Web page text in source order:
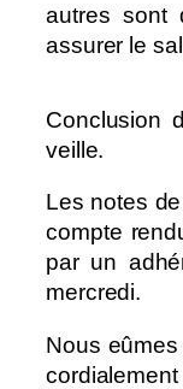
autres sont
assurer le
Conclusion
veille.
Les notes
compte
par un
mercredi.
Nous